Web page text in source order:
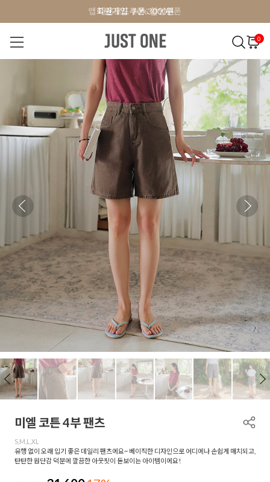
앱 다운로드 10% 할인쿠폰
회원가입 쿠폰 3000원
앱 다운로드 10% 할인쿠폰
회원가입 쿠폰 3000원
0
오늘출발 MADE . J 상의 팬츠 아
미엘 코튼 4부 팬츠
S,M,L,XL
유행 없이 오래 입기 좋은 데일리 팬츠에요~ 베이직한 디자인으로 어디에나 손쉽게 매치되고,
탄탄한 원단감 덕분에 깔끔한 아웃핏이 돋보이는 아이템이에요!